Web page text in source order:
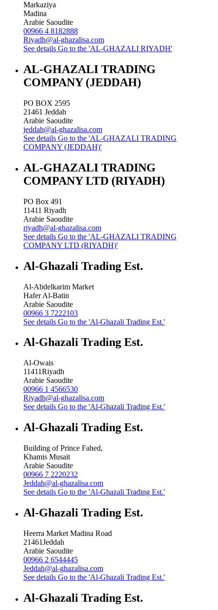
Markaziya
Madina
Arabie Saoudite
00966 4 8182888
Riyadh@al-ghazalisa.com
See details Go to the 'AL-GHAZALI RIYADH'
AL-GHAZALI TRADING
COMPANY (JEDDAH)
PO BOX 2595
21461 Jeddah
Arabie Saoudite
jeddah@al-ghazalisa.com
See details Go to the 'AL-GHAZALI TRADING
COMPANY (JEDDAH)'
AL-GHAZALI TRADING
COMPANY LTD (RIYADH)
PO Box 491
11411 Riyadh
Arabie Saoudite
riyadh@al-ghazalisa.com
See details Go to the 'AL-GHAZALI TRADING
COMPANY LTD (RIYADH)'
Al-Ghazali Trading Est.
Al-Abdelkarim Market
Hafer Al-Batin
Arabie Saoudite
00966 3 7222103
See details Go to the 'Al-Ghazali Trading Est.'
Al-Ghazali Trading Est.
Al-Owais
11411Riyadh
Arabie Saoudite
00966 1 4566530
Riyadh@al-ghazalisa.com
See details Go to the 'Al-Ghazali Trading Est.'
Al-Ghazali Trading Est.
Building of Prince Fahed,
Khamis Musait
Arabie Saoudite
00966 7 2220232
Jeddah@al-ghazalisa.com
See details Go to the 'Al-Ghazali Trading Est.'
Al-Ghazali Trading Est.
Heerra Market Madina Road
21461Jeddah
Arabie Saoudite
00966 2 6544445
Jeddah@al-ghazalisa.com
See details Go to the 'Al-Ghazali Trading Est.'
Al-Ghazali Trading Est.